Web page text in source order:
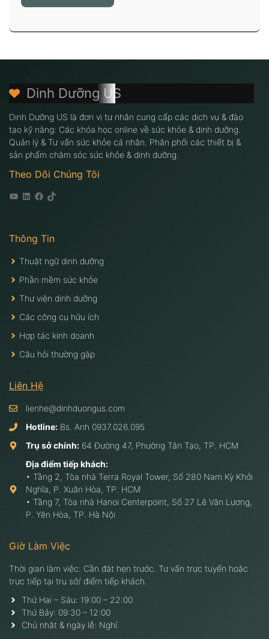
Dinh Dưỡng US
Dinh Dưỡng US là đơn vị tư nhân cung cấp các dịch vụ & đào
tạo kỹ năng: Các khóa học online về sức khỏe & dinh dưỡng.
Quản lý & Tư vấn sức khỏe cá nhân. Phân phối các thiết bị &
sản phẩm chăm sóc sức khỏe & dinh dưỡng.
Theo Dõi Chúng Tôi
Youtube
Linkedin
Facebook
Tiktok
Thông Tin
Thuật ngữ dinh dưỡng
Phần mềm sức khỏe
Thư viện dinh dưỡng
Các công cụ hữu ích
Hợp tác kinh doanh
Câu hỏi thường gặp
Liên Hệ
lienhe@dinhduongus.com
Hotline: Bs. Anh 0937.026.095
Trụ sở chính: 64 Đường 47, Phường Tân Tạo, TP. HCM
Địa điểm tiếp khách:
• Tầng 2, Tòa nhà Terra Royal Tower, Số 280 Nam Kỳ Khởi
Nghĩa, P. Xuân Hòa, TP. HCM
• Tầng 7, Tòa nhà Hanoi Centerpoint, Số 27 Lê Văn Lương,
P. Yên Hòa, TP. Hà Nội
Giờ Làm Việc
Thời gian làm việc: Cần đặt hẹn trước. Tư vấn trực tuyến hoặc
trực tiếp tại trụ sở/ điểm tiếp khách.
Thứ Hai – Sáu: 19:00 – 22:00
Thứ Bảy: 09:30 – 12:00
Chủ nhật & ngày lễ: Nghỉ.